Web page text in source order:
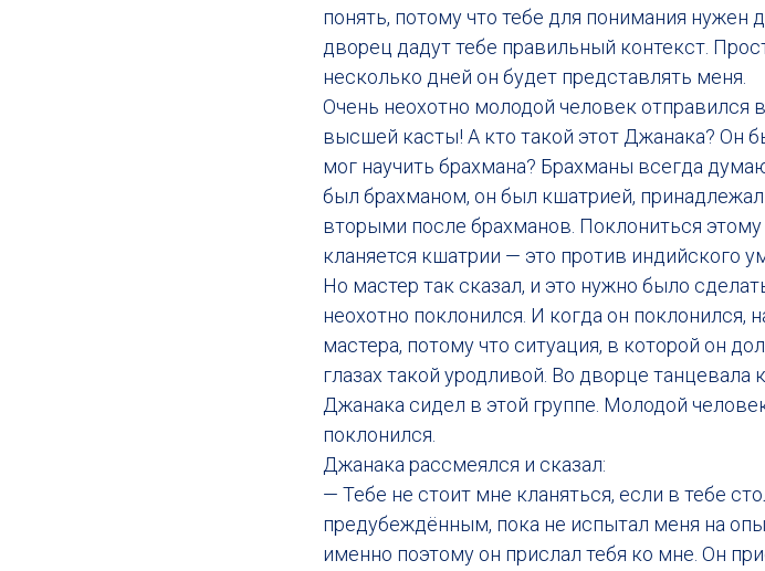
понять, потому что тебе для понимания нужен
дворец дадут тебе правильный контекст.
несколько дней он будет представлять меня.
Очень неохотно молодой человек отправился
высшей касты! А кто такой этот Джанака? Он
мог научить брахмана? Брахманы всегда
был брахманом, он был кшатрией,
вторыми после брахманов. Поклониться
кланяется кшатрии — это против индийского
Но мастер так сказал, и это нужно было
неохотно поклонился. И когда он поклонился,
мастера, потому что ситуация, в которой он
глазах такой уродливой. Во дворце
Джанака сидел в этой группе. Молодой
поклонился.
Джанака рассмеялся и сказал:
— Тебе не стоит мне кланяться, если в тебе
предубеждённым, пока не испытал меня на
именно поэтому он прислал тебя ко мне. Он